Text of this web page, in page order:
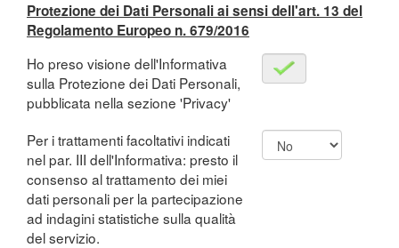
Protezione dei Dati Personali ai sensi dell'art. 13 del
Regolamento Europeo n. 679/2016
Ho preso visione dell'Informativa
sulla Protezione dei Dati Personali,
pubblicata nella sezione 'Privacy'
Per i trattamenti facoltativi indicati
nel par. III dell'Informativa: presto il
consenso al trattamento dei miei
dati personali per la partecipazione
ad indagini statistiche sulla qualità
del servizio.